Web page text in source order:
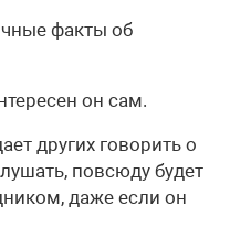
факты об
он сам.
других говорить о
повсюду будет
даже если он